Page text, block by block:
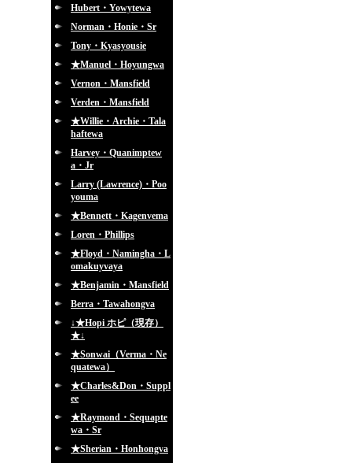
Hubert・Yowytewa
Norman・Honie・Sr
Tony・Kyasyousie
★Manuel・Hoyungwa
Vernon・Mansfield
Verden・Mansfield
★Willie・Archie・Tala
haftewa
Harvey・Quanimptew
a・Jr
Larry (Lawrence)・Poo
youma
★Bennett・Kagenvema
Loren・Phillips
★Floyd・Namingha・L
omakuyvaya
★Benjamin・Mansfield
Berra・Tawahongva
↓★Hopi ホピ（現存）
★↓
★Sonwai（Verma・Ne
quatewa）
★Charles&Don・Suppl
ee
★Raymond・Sequapte
wa・Sr
★Sherian・Honhongva